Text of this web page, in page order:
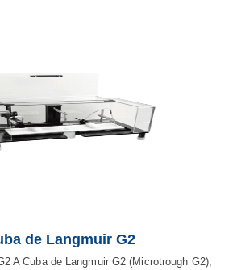
de Langmuir G2
A Cuba de Langmuir G2 (Microtrough G2),